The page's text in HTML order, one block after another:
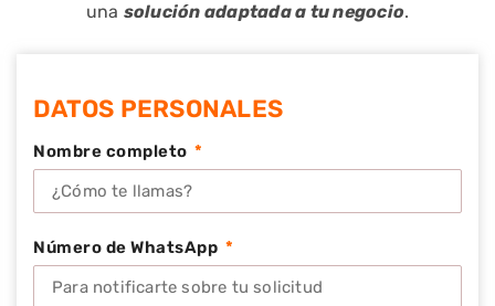
una solución adaptada a tu negocio.
DATOS PERSONALES
Nombre completo
Número de WhatsApp